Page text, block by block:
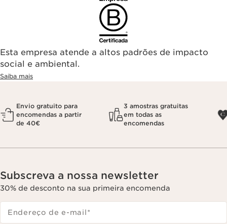
Esta empresa atende a altos padrões de impacto
social e ambiental.
Saiba mais
Envio gratuito para
encomendas a partir
de 40€
3 amostras gratuitas
em todas as
encomendas
Subscreva a nossa newsletter
30% de desconto na sua primeira encomenda
Endereço de e-mail*